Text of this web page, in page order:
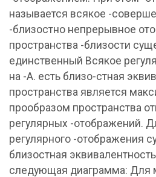
называется всякое -
-близостно непрерывное
пространства -близости
единственный Всякое
на -А. есть близо-стная
пространства является
прообразом пространства
регулярных -отображений.
регулярного -отображения
близостная
следующая диаграмма: Для